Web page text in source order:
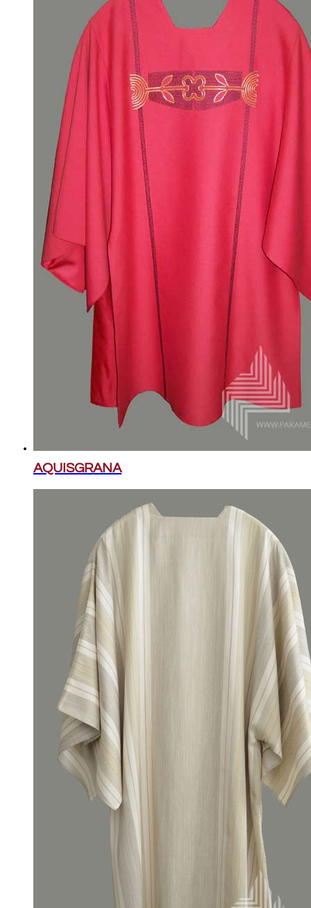
AQUISGRANA